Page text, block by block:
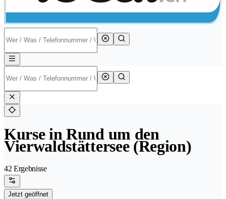
Kurse in Rund um den
Vierwaldstättersee (Region)
42 Ergebnisse
Jetzt geöffnet